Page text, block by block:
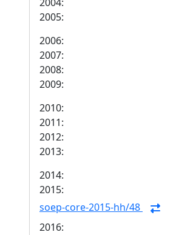
2005:
2006:
2007:
2008:
2009:
2010:
2011:
2012:
2013:
2014:
2015:
soep-core-2015-hh/48
2016: